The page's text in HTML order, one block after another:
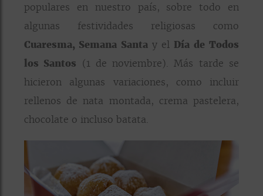
populares en nuestro país, sobre todo en
algunas festividades religiosas como
Cuaresma, Semana Santay el Día de Todos
los Santos (1 de noviembre). Más tarde se
hicieron algunas variaciones, como incluir
rellenos de nata montada, crema pastelera,
chocolate o incluso batata.